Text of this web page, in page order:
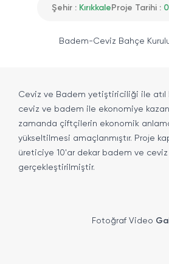
Şehir : KırıkkaleProje Tarihi :
Badem-Ceviz Bahçe
Ceviz ve Badem yetiştiriciliği ile atıl
ceviz ve badem ile ekonomiye
zamanda çiftçilerin ekonomik
yükseltilmesi amaçlanmıştır. Proje
üreticiye 10'ar dekar badem ve
gerçekleştirilmiştir.
Fotoğraf Video